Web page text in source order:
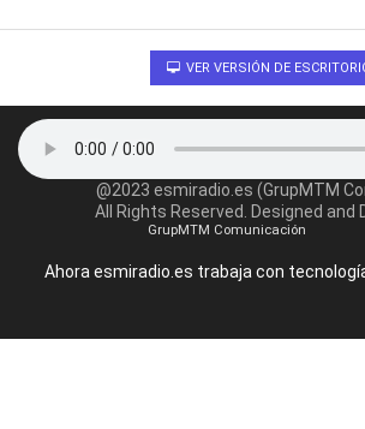
VER VERSIÓN DE
@2023 esmiradio.es (GrupMTM
All Rights Reserved. Designed and
GrupMTM Comunicación
Ahora esmiradio.es trabaja con